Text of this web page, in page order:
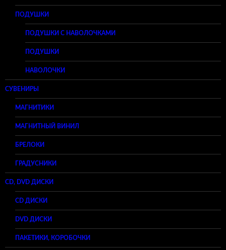
ПОДУШКИ
ПОДУШКИ С НАВОЛОЧКАМИ
ПОДУШКИ
НАВОЛОЧКИ
СУВЕНИРЫ
МАГНИТИКИ
МАГНИТНЫЙ ВИНИЛ
БРЕЛОКИ
ГРАДУСНИКИ
CD, DVD ДИСКИ
CD ДИСКИ
DVD ДИСКИ
ПАКЕТИКИ, КОРОБОЧКИ